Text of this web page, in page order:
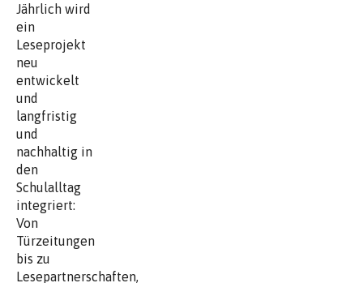
Jährlich wird
ein
Leseprojekt
neu
entwickelt
und
langfristig
und
nachhaltig in
den
Schulalltag
integriert:
Von
Türzeitungen
bis zu
Lesepartnerschaften,